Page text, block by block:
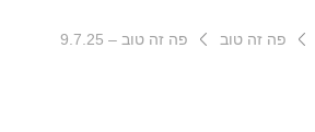
פה זה טוב פה זה טוב – 9.7.25